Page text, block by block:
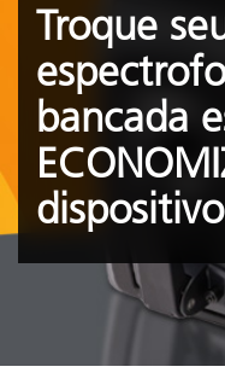
Troque
bancada